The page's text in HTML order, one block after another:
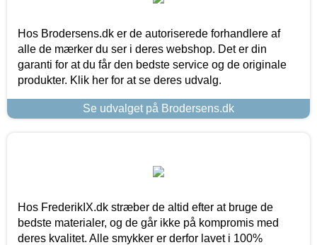
Hos Brodersens.dk er de autoriserede forhandlere af
alle de mærker du ser i deres webshop. Det er din
garanti for at du får den bedste service og de originale
produkter. Klik her for at se deres udvalg.
Se udvalget på Brodersens.dk
Hos FrederikIX.dk stræber de altid efter at bruge de
bedste materialer, og de går ikke på kompromis med
deres kvalitet. Alle smykker er derfor lavet i 100%